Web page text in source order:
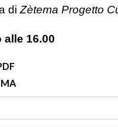
di Zètema Progetto
alle 16.00